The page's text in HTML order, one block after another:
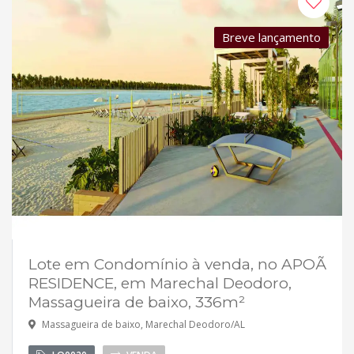
Breve lançamento
Lote em Condomínio à venda, no APOÃ
RESIDENCE, em Marechal Deodoro,
Massagueira de baixo, 336m²
Massagueira de baixo, Marechal Deodoro/AL